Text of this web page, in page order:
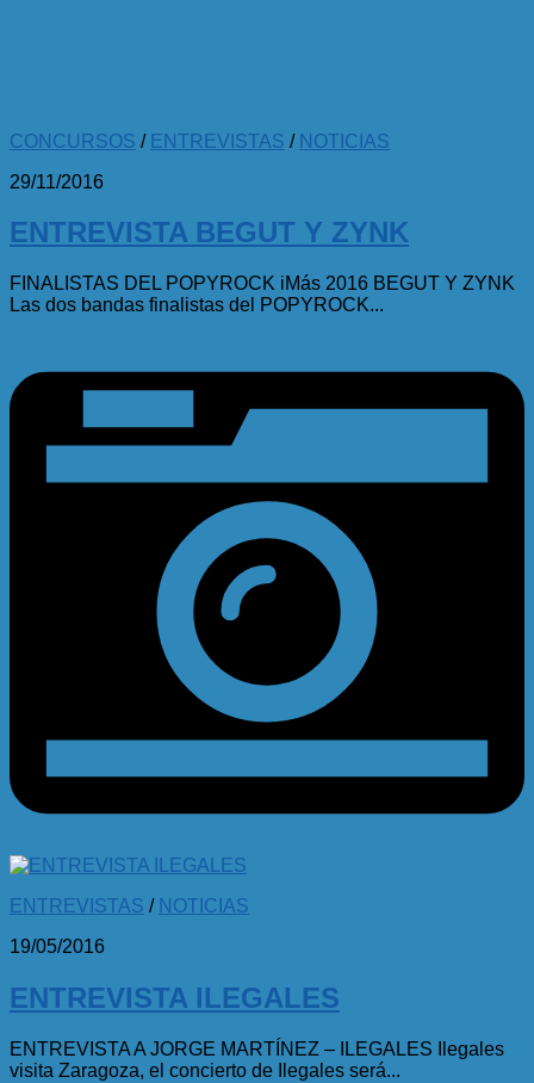
CONCURSOS / ENTREVISTAS / NOTICIAS
29/11/2016
ENTREVISTA BEGUT Y ZYNK
FINALISTAS DEL POPYROCK iMás 2016 BEGUT Y ZYNK
Las dos bandas finalistas del POPYROCK...
ENTREVISTAS / NOTICIAS
19/05/2016
ENTREVISTA ILEGALES
ENTREVISTA A JORGE MARTÍNEZ – ILEGALES Ilegales
visita Zaragoza, el concierto de Ilegales será...